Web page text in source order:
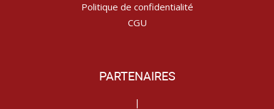
Politique de confidentialité
CGU
PARTENAIRES
|